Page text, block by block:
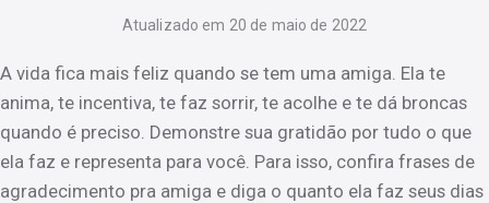
Atualizado em 20 de maio de 2022
A vida fica mais feliz quando se tem uma amiga. Ela te
anima, te incentiva, te faz sorrir, te acolhe e te dá broncas
quando é preciso. Demonstre sua gratidão por tudo o que
ela faz e representa para você. Para isso, confira frases de
agradecimento pra amiga e diga o quanto ela faz seus dias